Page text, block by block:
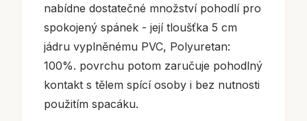
nabídne dostatečné množství pohodlí pro
spokojený spánek - její tloušťka 5 cm
jádru vyplněnému PVC, Polyuretan:
100%. povrchu potom zaručuje pohodlný
kontakt s tělem spící osoby i bez nutnosti
použitím spacáku.